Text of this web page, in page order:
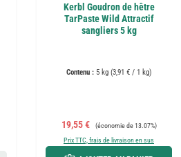
Kerbl Goudron de hêtre
TarPaste Wild Attractif
sangliers 5 kg
Contenu : 5 kg (3,91 € / 1 kg)
Prix de vente :
19,55 € Prix régulier :
(économie de 13.07%)
Prix TTC, frais de livraison en sus